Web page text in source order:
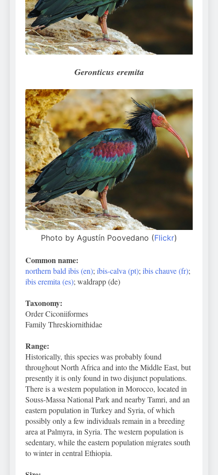
Can Bulldogs Play Fetch?
And How to Train Them!
7 Năm Ago
How Often Do I Need to
Groom My Bulldog
Geronticus eremita
Photo by Agustín Poovedano (Flickr)
Common name:
northern bald ibis (en); íbis-calva (pt); ibis chauve (fr);
ibis eremita (es); waldrapp (de)
Taxonomy:
Order Ciconiiformes
Family Threskiornithidae
Range:
Historically, this species was probably found
throughout North Africa and into the Middle East, but
presently it is only found in two disjunct populations.
There is a western population in Morocco, located in
Souss-Massa National Park and nearby Tamri, and an
eastern population in Turkey and Syria, of which
possibly only a few individuals remain in a breeding
area at Palmyra, in Syria. The western population is
sedentary, while the eastern population migrates south
to winter in central Ethiopia.